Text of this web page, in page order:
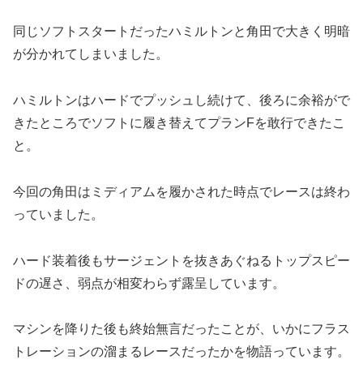
同じソフトスタートだったハミルトンと角田で大きく明暗
が分かれてしまいました。
ハミルトンはハードでプッシュし続けて、後ろに余裕がで
きたところでソフトに履き替えてプランFを敢行できたこ
と。
今回の角田はミディアムを履かされた時点でレースは終わ
っていました。
ハード装着後もサージェントを抜きあぐねるトップスピー
ドの遅さ、弱点が相変わらず露呈しています。
マシンを降りた後も終始無言だったことが、いかにフラス
トレーションの溜まるレースだったかを物語っています。